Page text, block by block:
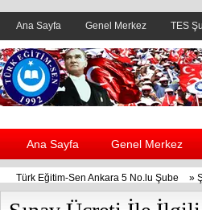
Ana Sayfa Genel Merkez TES
Ana Sayfa Genel Merkez
Türk Eğitim-Sen Ankara 5 No.lu Şube »